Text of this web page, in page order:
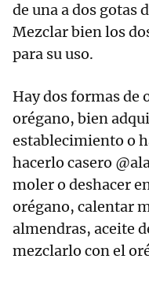
de una a dos gotas
Mezclar bien los
para su uso.
Hay dos formas de
orégano, bien
establecimiento o
hacerlo casero
moler o deshacer
orégano, calentar
almendras, aceite
mezclarlo con el